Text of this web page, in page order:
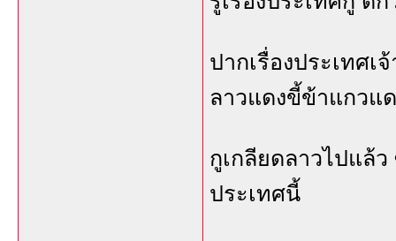
ปากเรื่องประเทศ
ลาวแดงขี้ข้าแกวแ
กูเกลียดลาวไปแล้
ประเทศนี้